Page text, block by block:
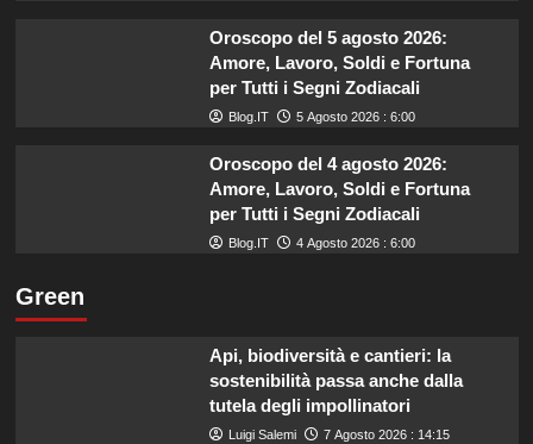
Oroscopo del 5 agosto 2026:
Amore, Lavoro, Soldi e Fortuna
per Tutti i Segni Zodiacali
Blog.IT 5 Agosto 2026 : 6:00
Oroscopo del 4 agosto 2026:
Amore, Lavoro, Soldi e Fortuna
per Tutti i Segni Zodiacali
Blog.IT 4 Agosto 2026 : 6:00
Green
Api, biodiversità e cantieri: la
sostenibilità passa anche dalla
tutela degli impollinatori
Luigi Salemi 7 Agosto 2026 : 14:15